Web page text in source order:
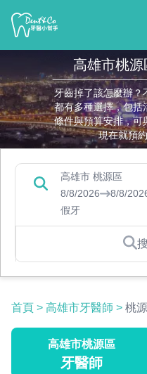
高雄市桃
牙齒掉了該怎麼辦？
都有多種選擇，包括
條件與預算安排，可
現在就預
高雄市 桃源區
8/8/2026
8/8/
假牙
首頁 > 高雄市牙醫師 > 桃
高雄市桃源區
牙醫師